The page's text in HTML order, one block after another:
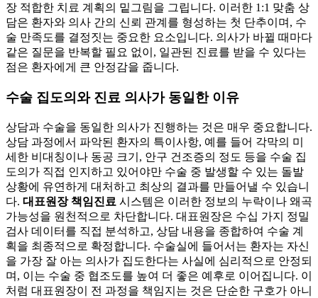
장 적합한 치료 계획의 밑그림을 그립니다. 이러한 1:1 맞춤 상
담은 환자와 의사 간의 신뢰 관계를 형성하는 첫 단추이며, 수
술 만족도를 결정짓는 중요한 요소입니다. 의사가 바뀔 때마다
같은 질문을 반복할 필요 없이, 일관된 진료를 받을 수 있다는
점은 환자에게 큰 안정감을 줍니다.
수술 집도의와 진료 의사가 동일한 이유
상담과 수술을 동일한 의사가 진행하는 것은 매우 중요합니다.
상담 과정에서 파악된 환자의 특이사항, 예를 들어 각막의 미
세한 비대칭이나 동공 크기, 안구 건조증의 정도 등을 수술 집
도의가 직접 인지하고 있어야만 수술 중 발생할 수 있는 돌발
상황에 유연하게 대처하고 최상의 결과를 만들어낼 수 있습니
다. 대표원장 책임진료 시스템은 이러한 정보의 누락이나 왜곡
가능성을 원천적으로 차단합니다. 대표원장은 수십 가지 정밀
검사 데이터를 직접 분석하고, 상담 내용을 종합하여 수술 계
획을 최종적으로 확정합니다. 수술실에 들어서는 환자는 자신
을 가장 잘 아는 의사가 집도한다는 사실에 심리적으로 안정되
며, 이는 수술 중 협조도를 높여 더 좋은 예후로 이어집니다. 이
처럼 대표원장이 전 과정을 책임지는 것은 단순한 구호가 아니